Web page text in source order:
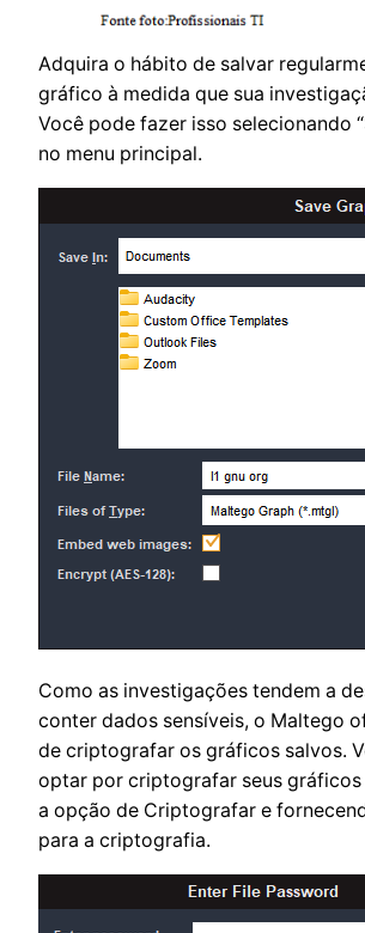
Adquira o hábito de salvar
gráfico à medida que sua
Você pode fazer isso selecionando
no menu principal.
Como as investigações tendem a
conter dados sensíveis, o Maltego
de criptografar os gráficos salvos.
optar por criptografar seus gráficos
a opção de Criptografar e
para a criptografia.